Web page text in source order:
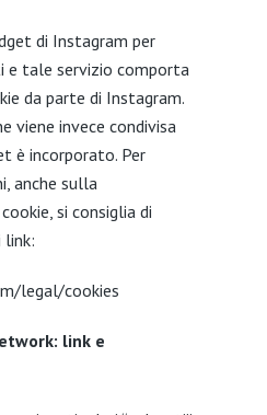
di Instagram per
tale servizio comporta
da parte di Instagram.
viene invece condivisa
è incorporato. Per
anche sulla
si consiglia di
link:
legal/cookies
link e